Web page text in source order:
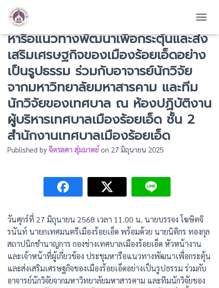
นายกเทศมนตรีเมืองร้อยเอ็ด ประชุม
หารือแนวทางพัฒนาเพื่อกระตุ้นและส่ง
เสริมเศรษฐกิจของเมืองร้อยเอ็ดอย่าง
เป็นรูปธรรม ร่วมกับอาจารย์นักวิจัย
จากมหาวิทยาลัยมหาสารคาม และทีม
นักวิจัยของเทศบาล ณ ห้องปฏิบัติงาน
ผู้บริหารเทศบาลเมืองร้อยเอ็ด ชั้น 2
สำนักงานเทศบาลเมืองร้อยเอ็ด
Published by จิตรลดา สุ่มมาตย์ on 27 มิถุนายน 2025
วันศุกร์ที่ 27 มิถุนายน 2568 เวลา 11.00 น. นายบรรจง โฆษิตจิ
รนันท์ นายกเทศมนตรีเมืองร้อยเอ็ด พร้อมด้วย นายนิติกร ทองกุล
สถาปนิกชำนาญการ กองช่างเทศบาลเมืองร้อยเอ็ด หัวหน้างาน
และเจ้าหน้าที่ผู้เกี่ยวข้อง ประชุมหารือแนวทางพัฒนาเพื่อกระตุ้น
และส่งเสริมเศรษฐกิจของเมืองร้อยเอ็ดอย่างเป็นรูปธรรม ร่วมกับ
อาจารย์นักวิจัยจากมหาวิทยาลัยมหาสารคาม และทีมนักวิจัยของ